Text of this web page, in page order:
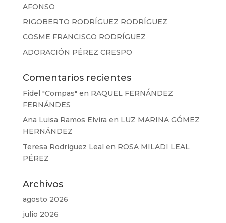
AFONSO
RIGOBERTO RODRÍGUEZ RODRÍGUEZ
COSME FRANCISCO RODRÍGUEZ
ADORACIÓN PÉREZ CRESPO
Comentarios recientes
Fidel "Compas" en RAQUEL FERNÁNDEZ
FERNÁNDES
Ana Luisa Ramos Elvira en LUZ MARINA GÓMEZ
HERNÁNDEZ
Teresa Rodríguez Leal en ROSA MILADI LEAL
PÉREZ
Archivos
agosto 2026
julio 2026